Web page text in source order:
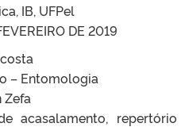
IB, UFPel
DE 2019
– Entomologia
Zefa
acasalamento, repertório